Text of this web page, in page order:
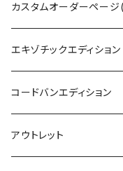
カスタムオーダーペー
エキゾチックエディション
コードバンエディション
アウトレット